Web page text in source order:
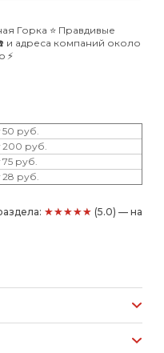
Горка ⭐️ Правдивые
и адреса компаний около
⚡️
50 руб.
200 руб.
75 руб.
28 руб.
★★★★★ (5.0) — на